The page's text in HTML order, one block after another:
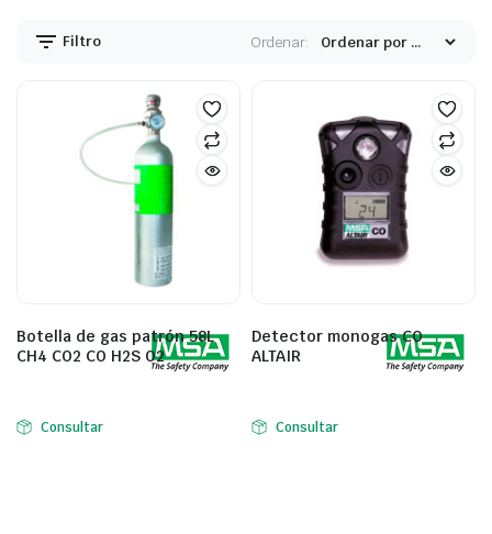
Filtro Ordenar:
Botella de gas patrón 58L
CH4 CO2 CO H2S O2
Consultar
Detector monogas CO
ALTAIR
Consultar